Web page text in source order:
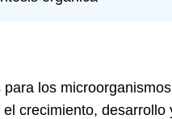
los
crecimiento,